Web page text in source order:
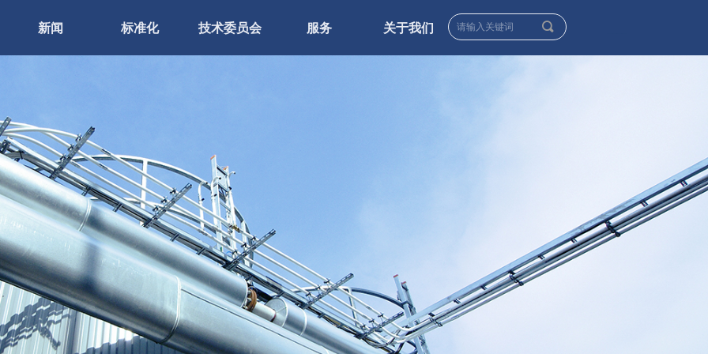
끠
新闻 标准化 技术委员会 服务 关于我们